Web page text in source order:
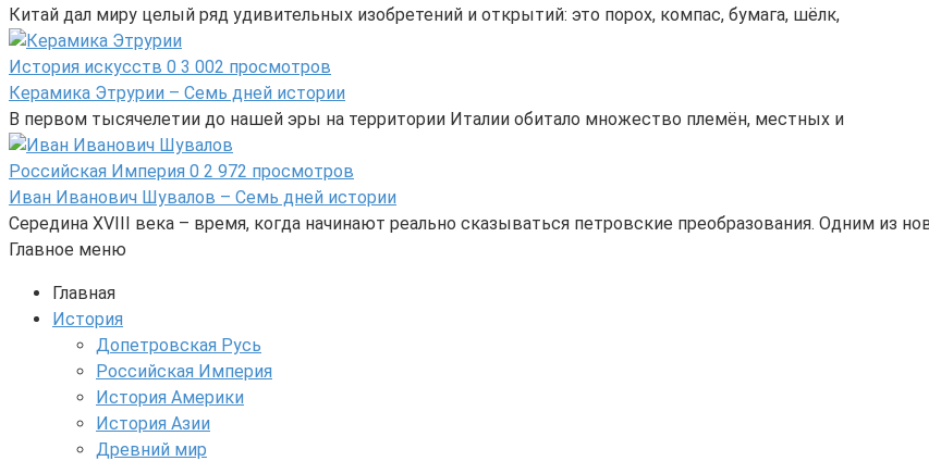
Китай дал миру целый ряд удивительных изобретений и открытий: это порох, компас, бумага, шёлк,
История искусств 0 3 002 просмотров
Керамика Этрурии – Семь дней истории
В первом тысячелетии до нашей эры на территории Италии обитало множество племён, местных и
Российская Империя 0 2 972 просмотров
Иван Иванович Шувалов – Семь дней истории
Середина XVIII века – время, когда начинают реально сказываться петровские преобразования. Одним из
Главное меню
Главная
История
Допетровская Русь
Российская Империя
История Америки
История Азии
Древний мир